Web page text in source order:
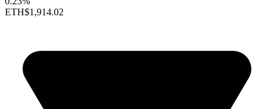
ETH$1,914.02